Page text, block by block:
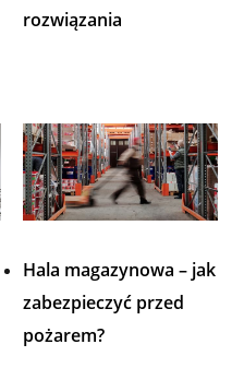
rozwiązania
Hala magazynowa – jak
zabezpieczyć przed
pożarem?